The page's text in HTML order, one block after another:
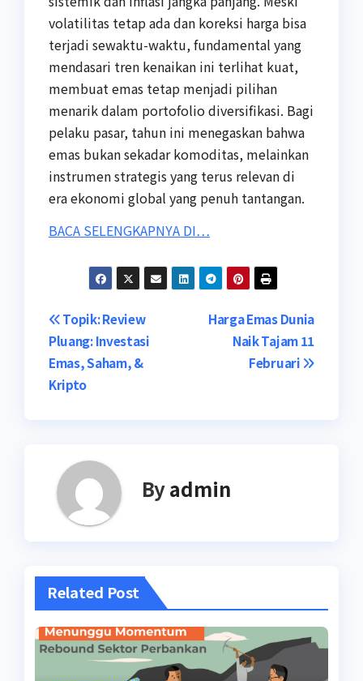
volatilitas tetap ada dan koreksi harga bisa
terjadi sewaktu-waktu, fundamental yang
mendasari tren kenaikan ini terlihat kuat,
membuat emas tetap menjadi pilihan
menarik dalam portofolio diversifikasi. Bagi
pelaku pasar, tahun ini menegaskan bahwa
emas bukan sekadar komoditas, melainkan
instrumen strategis yang terus relevan di
era ekonomi global yang penuh tantangan.
BACA SELENGKAPNYA DI…
Post
navigation
Harga Emas Dunia
Naik Tajam 11
Februari
Topik: Review
Pluang: Investasi
Emas, Saham, &
Kripto
Byadmin
Related Post